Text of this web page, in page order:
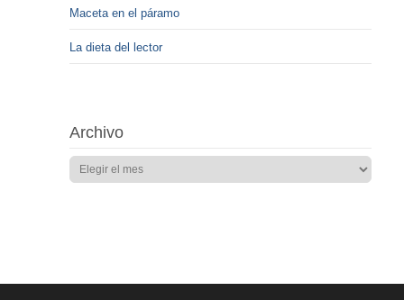
Maceta en el páramo
La dieta del lector
Archivo